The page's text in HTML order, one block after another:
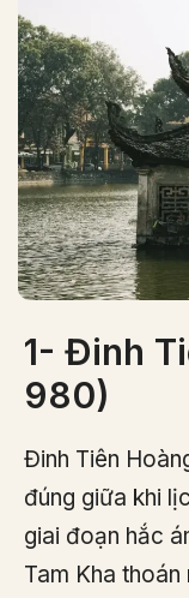
1- Đinh
980)
Đinh Tiên
đúng giữa khi
giai đoạn hắc
Tam Kha thoán